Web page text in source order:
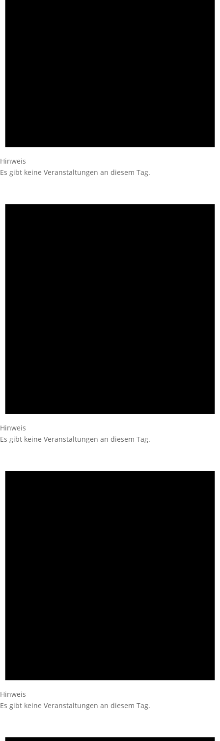
Hinweis
Es gibt keine Veranstaltungen an diesem Tag.
Hinweis
Es gibt keine Veranstaltungen an diesem Tag.
Hinweis
Es gibt keine Veranstaltungen an diesem Tag.